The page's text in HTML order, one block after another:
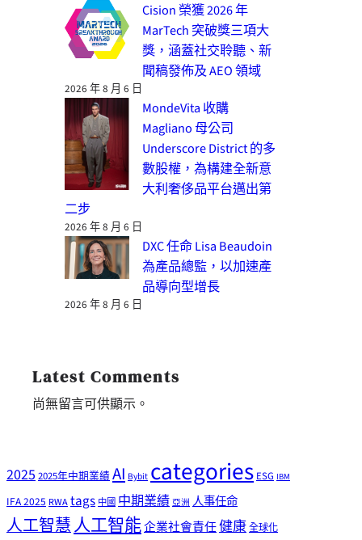
Cision 榮獲 2026 年
MarTech 突破獎三項大
獎，涵蓋社交聆聽、新
聞稿發佈及 AEO 領域
2026 年 8 月 6 日
MondeVita 收購
Magliano 母公司
Underscore District 的多
數股權，為構建全新意
大利奢侈品平台邁出第
二步
2026 年 8 月 6 日
DXC 任命 Lisa Beaudoin
為產品總監，以加速產
品導向型增長
2026 年 8 月 6 日
Latest Comments
尚無留言可供顯示。
20252025年中期業績AI Bybitcategories ESG IBM
IFA 2025 RWAtags 中國 中期業績 亞洲 人事任命
人工智慧人工智能企業社會責任健康全球化